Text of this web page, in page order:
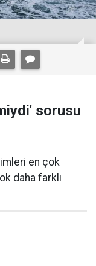
sorusu
en çok
daha farklı